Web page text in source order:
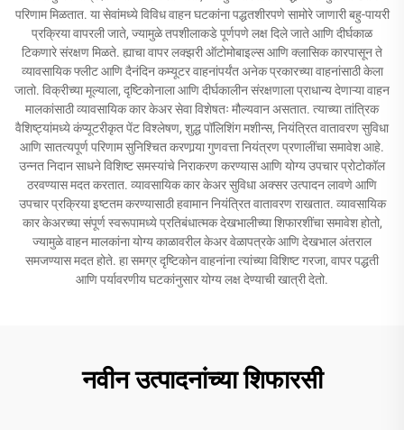
परिणाम मिळतात. या सेवांमध्ये विविध वाहन घटकांना पद्धतशीरपणे सामोरे जाणारी बहु-पायरी
प्रक्रिया वापरली जाते, ज्यामुळे तपशीलाकडे पूर्णपणे लक्ष दिले जाते आणि दीर्घकाळ
टिकणारे संरक्षण मिळते. ह्याचा वापर लक्झरी ऑटोमोबाइल्स आणि क्लासिक कारपासून ते
व्यावसायिक फ्लीट आणि दैनंदिन कम्यूटर वाहनांपर्यंत अनेक प्रकारच्या वाहनांसाठी केला
जातो. विक्रीच्या मूल्याला, दृष्टिकोनाला आणि दीर्घकालीन संरक्षणाला प्राधान्य देणाऱ्या वाहन
मालकांसाठी व्यावसायिक कार केअर सेवा विशेषतः मौल्यवान असतात. त्याच्या तांत्रिक
वैशिष्ट्यांमध्ये कंप्यूटरीकृत पेंट विश्लेषण, शुद्ध पॉलिशिंग मशीन्स, नियंत्रित वातावरण सुविधा
आणि सातत्यपूर्ण परिणाम सुनिश्चित करणार्‍या गुणवत्ता नियंत्रण प्रणालींचा समावेश आहे.
उन्नत निदान साधने विशिष्ट समस्यांचे निराकरण करण्यास आणि योग्य उपचार प्रोटोकॉल
ठरवण्यास मदत करतात. व्यावसायिक कार केअर सुविधा अक्सर उत्पादन लावणे आणि
उपचार प्रक्रिया इष्टतम करण्यासाठी हवामान नियंत्रित वातावरण राखतात. व्यावसायिक
कार केअरच्या संपूर्ण स्वरूपामध्ये प्रतिबंधात्मक देखभालीच्या शिफारशींचा समावेश होतो,
ज्यामुळे वाहन मालकांना योग्य काळावरील केअर वेळापत्रके आणि देखभाल अंतराल
समजण्यास मदत होते. हा समग्र दृष्टिकोन वाहनांना त्यांच्या विशिष्ट गरजा, वापर पद्धती
आणि पर्यावरणीय घटकांनुसार योग्य लक्ष देण्याची खात्री देतो.
नवीन उत्पादनांच्या शिफारसी